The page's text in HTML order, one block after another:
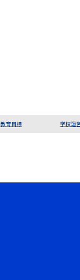
教育目標 学校運